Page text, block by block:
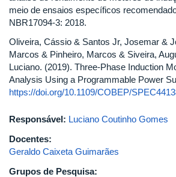
meio de ensaios específicos
NBR17094-3: 2018.
Oliveira, Cássio & Santos Jr, Josemar &
Marcos & Pinheiro, Marcos & Siveira,
Luciano. (2019). Three-Phase Induction
Analysis Using a Programmable Power
https://doi.org/10.1109/COBEP/
Responsável: Luciano Coutinho Gomes
Docentes:
Geraldo Caixeta Guimarães
Grupos de Pesquisa: